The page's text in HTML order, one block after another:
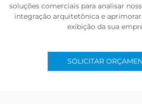
soluções comerciais para analisar
integração arquitetônica e
exibição da sua
SOLICITAR